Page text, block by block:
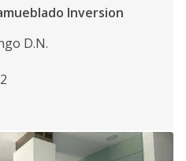
Inversion
D.N.